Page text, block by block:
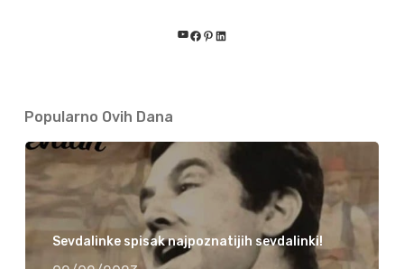
YouTube
Facebook
Pinterest
LinkedIn
Popularno Ovih Dana
Sevdalinke spisak najpoznatijih sevdalinki!